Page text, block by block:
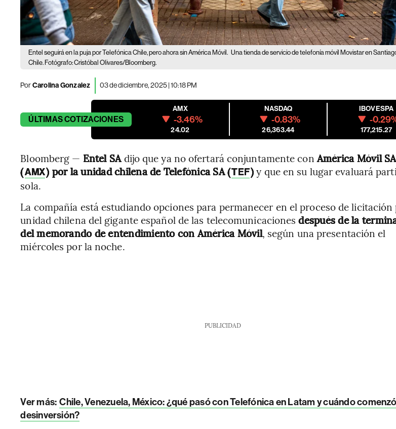
Entel seguirá en la puja por Telefónica Chile, pero ahora sin América Móvil. Una tienda de servicio de telefonía móvil Movistar en
Chile. Fotógrafo: Cristóbal Olivares/Bloomberg.
PorCarolina Gonzalez 03 de diciembre, 2025 | 10:18 PM
ÚLTIMASCOTIZACIONES
AMX
-3.46%
24.02
NASDAQ
-0.83%
26,363.44
IBOVESPA
-
177,215.27
Bloomberg — Entel SAdijo que ya no ofertará conjuntamente conAmérica Móvil
(AMX) por la unidad chilena de Telefónica SA (TEF)y que en su lugar evaluará
sola.
La compañía está estudiando opciones para permanecer en el proceso de licitación
unidad chilena del gigante español de las telecomunicacionesdespués de la
del memorando de entendimiento con América Móvil, según una presentación el
miércoles por la noche.
PUBLICIDAD
Ver más: Chile, Venezuela, México: ¿qué pasó con Telefónica en Latam y cuándo
desinversión?